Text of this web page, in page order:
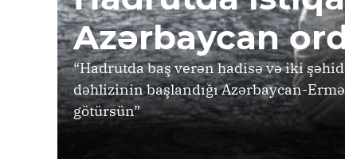
Azərbaycan
“Hadrutda baş verən hadisə və iki
dəhlizinin başlandığı Azərbaycan-
götürsün”